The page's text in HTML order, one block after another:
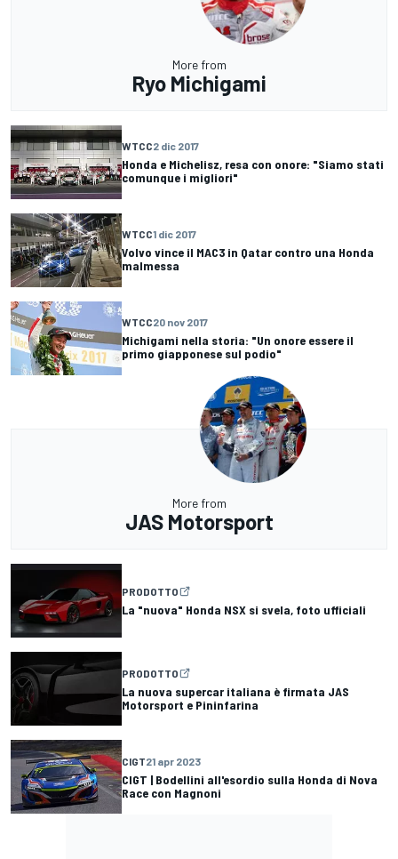
More from
Ryo Michigami
WTCC2 dic 2017
Honda e Michelisz, resa con onore: "Siamo stati
comunque i migliori"
WTCC1 dic 2017
Volvo vince il MAC3 in Qatar contro una Honda
malmessa
WTCC20 nov 2017
Michigami nella storia: "Un onore essere il
primo giapponese sul podio"
More from
JAS Motorsport
PRODOTTO
La "nuova" Honda NSX si svela, foto ufficiali
PRODOTTO
La nuova supercar italiana è firmata JAS
Motorsport e Pininfarina
CIGT21 apr 2023
CIGT | Bodellini all'esordio sulla Honda di Nova
Race con Magnoni